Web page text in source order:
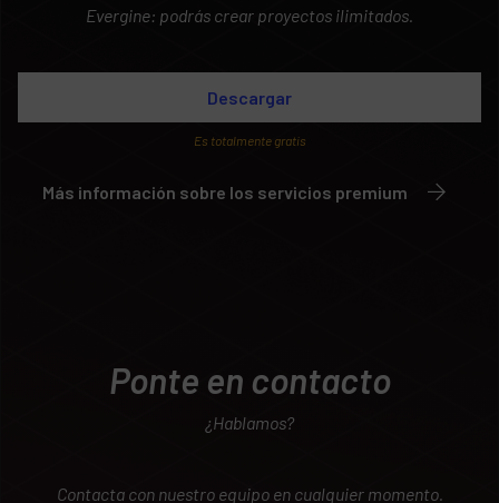
Evergine: podrás crear proyectos ilimitados.
Descargar
Es totalmente gratis
Más información sobre los servicios premium
Ponte en contacto
¿Hablamos?
Contacta con nuestro equipo en cualquier momento.